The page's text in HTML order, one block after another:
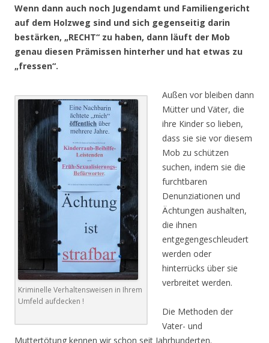
Wenn dann auch noch Jugendamt und Familiengericht
auf dem Holzweg sind und sich gegenseitig darin
bestärken, „RECHT“ zu haben, dann läuft der Mob
genau diesen Prämissen hinterher und hat etwas zu
„fressen“.
Kriminelle Verhaltensweisen in Ihrem
Umfeld aufdecken !
Außen vor bleiben dann
Mütter und Väter, die
ihre Kinder so lieben,
dass sie sie vor diesem
Mob zu schützen
suchen, indem sie die
furchtbaren
Denunziationen und
Ächtungen aushalten,
die ihnen
entgegengeschleudert
werden oder
hinterrücks über sie
verbreitet werden.
Die Methoden der
Vater- und
Muttertötung kennen wir schon seit Jahrhunderten.